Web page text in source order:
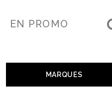
EN PROMO
MARQUES